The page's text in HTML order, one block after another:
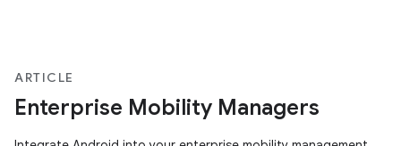
ARTICLE
Enterprise Mobility Managers